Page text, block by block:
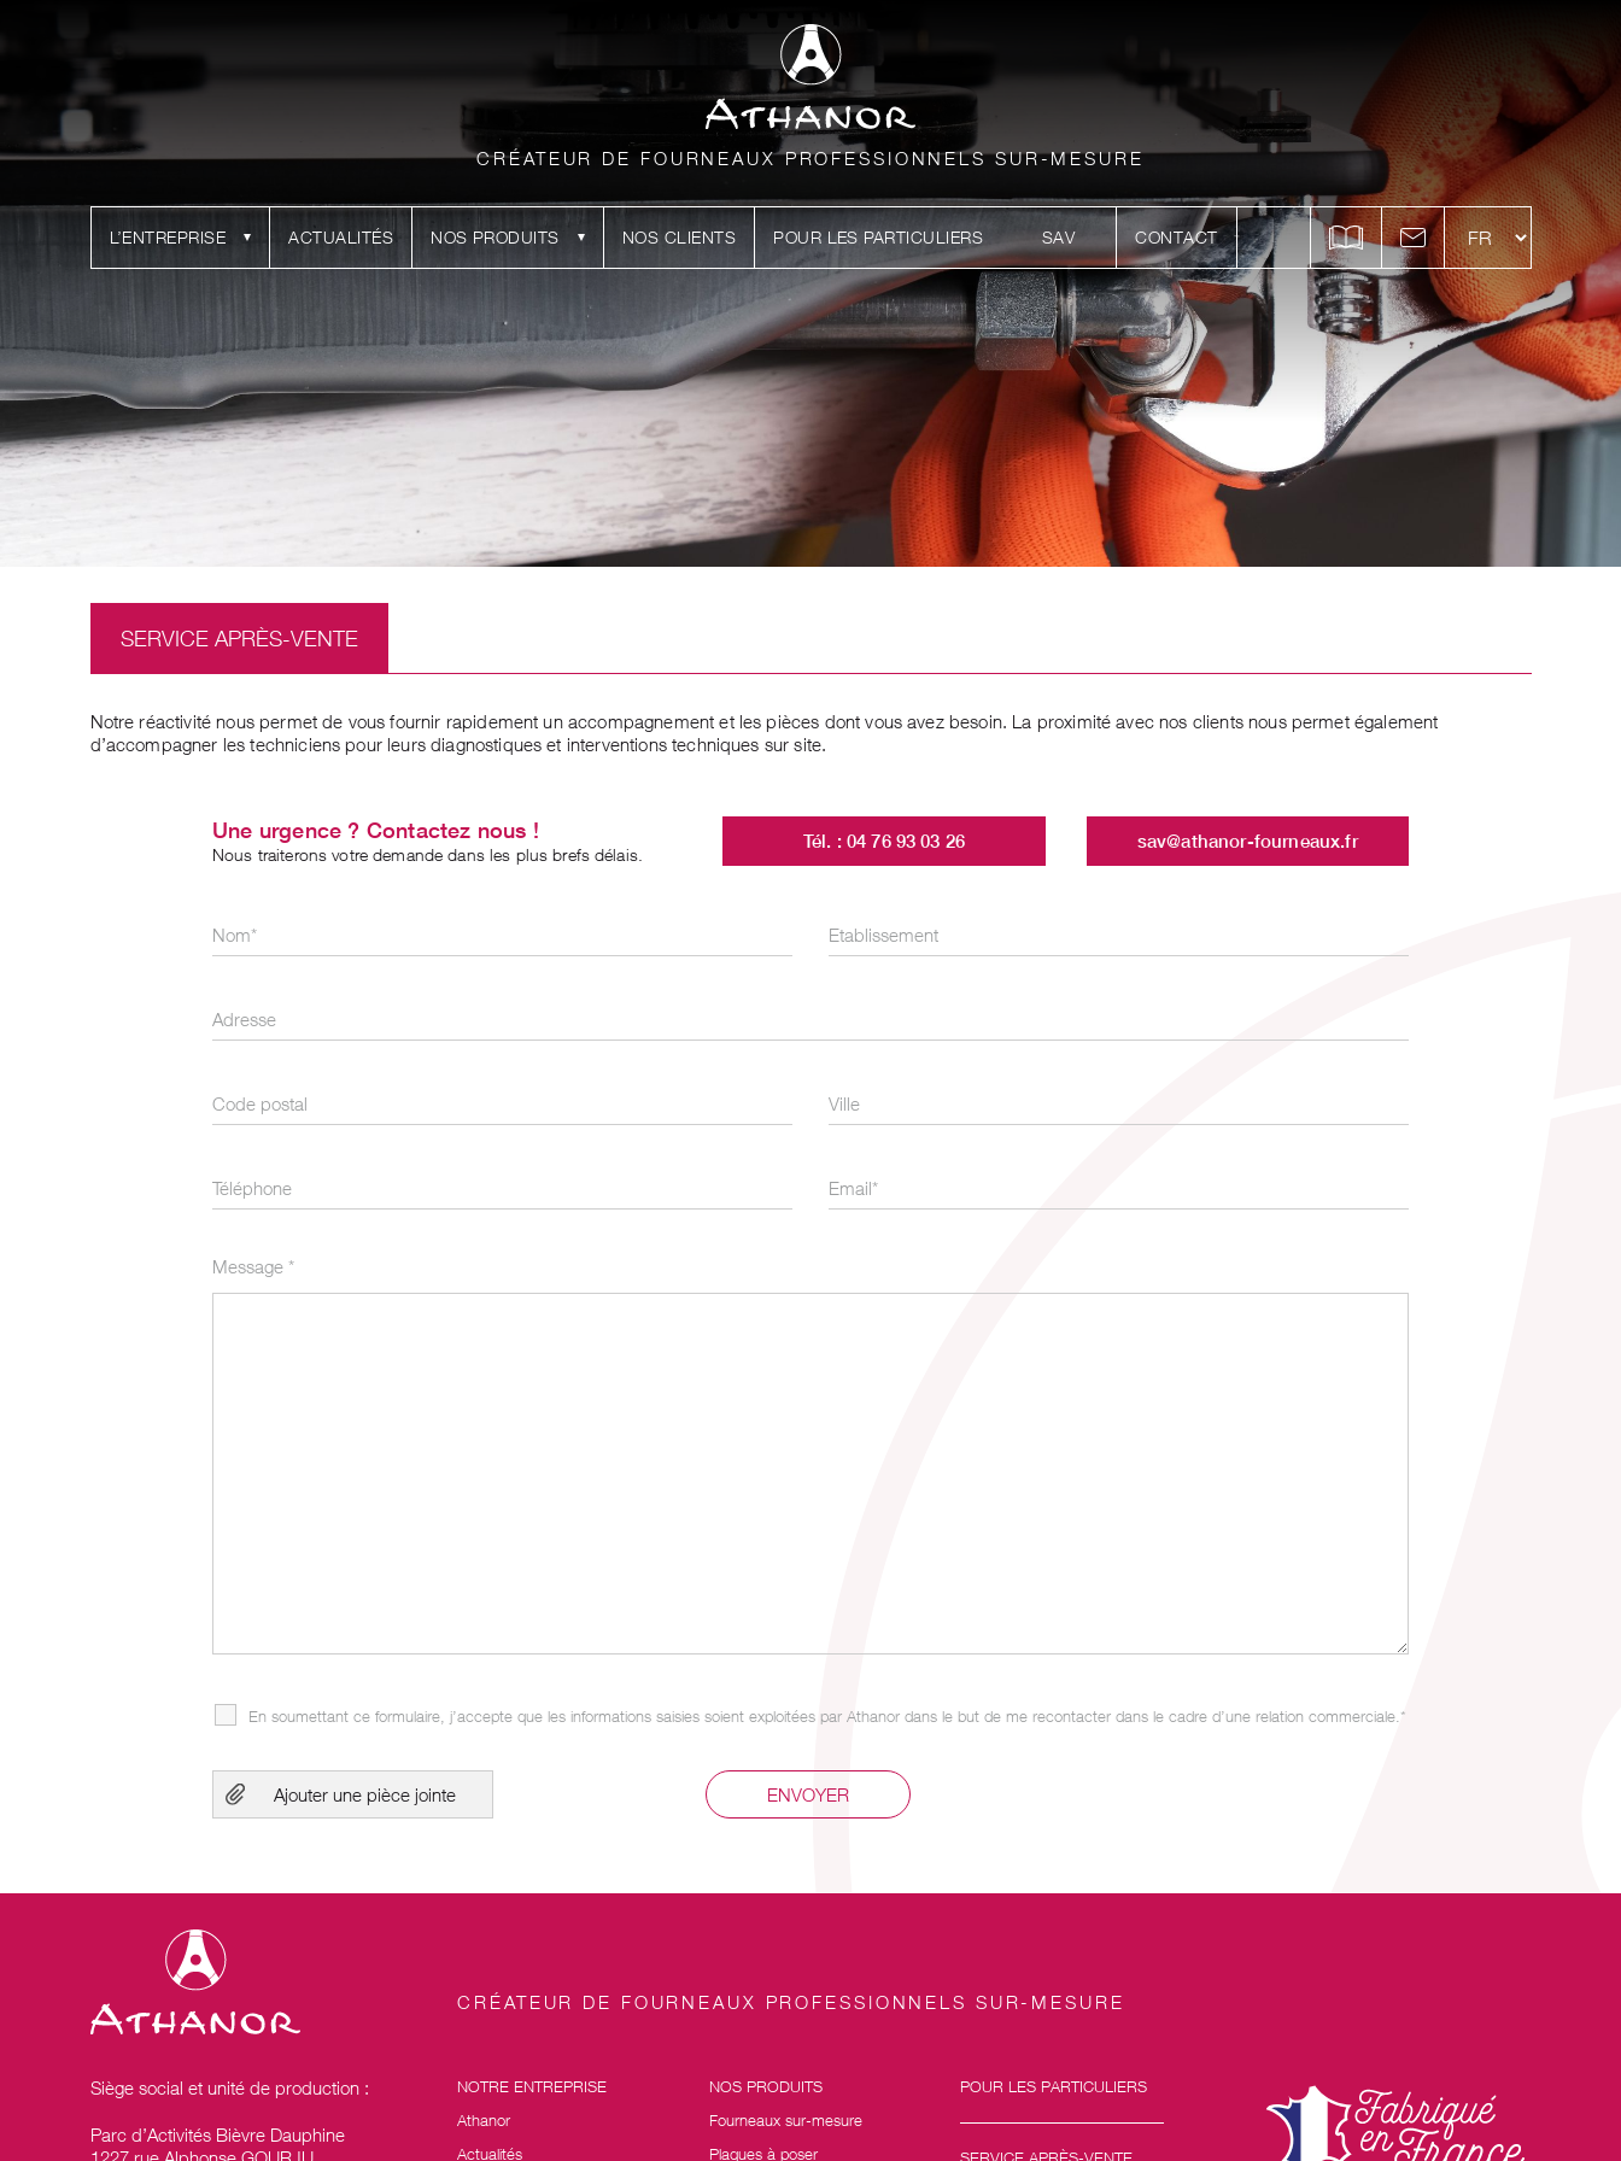
CRÉATEUR DE FOURNEAUX PROFESSIONNELS SUR-MESURE
L’ENTREPRISE ACTUALITÉS NOS PRODUITS NOS CLIENTS POUR LES PARTICULIERS SAV CONTACT
SERVICE APRÈS-VENTE
Notre réactivité nous permet de vous fournir rapidement un accompagnement et les pièces dont vous avez besoin. La proximité avec nos clients nous permet également
d’accompagner les techniciens pour leurs diagnostiques et interventions techniques sur site.
Une urgence ? Contactez nous !
Nous traiterons votre demande dans les plus brefs délais.
Tél. : 04 76 93 03 26 sav@athanor-fourneaux.fr
Message*
En soumettant ce formulaire, j’accepte que les informations saisies soient exploitées par Athanor dans le but de me recontacter dans le cadre d’une relation commerciale.*
Ajouter une pièce jointe
CRÉATEUR DE FOURNEAUX PROFESSIONNELS SUR-MESURE
Siège social et unité de production :
Parc d’Activités Bièvre Dauphine
NOTRE ENTREPRISE
Athanor
Actualités
NOS PRODUITS
Fourneaux sur-mesure
Plaques à poser
POUR LES PARTICULIERS